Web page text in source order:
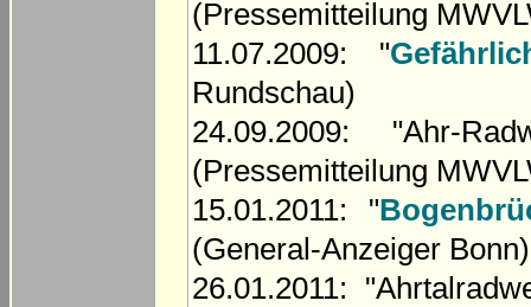
(Pressemitteilung
11.07.2009: "
Rundschau)
24.09.2009: "Ahr-
(Pressemitteilung
15.01.2011: "
(General-Anzeiger Bonn)
26.01.2011: